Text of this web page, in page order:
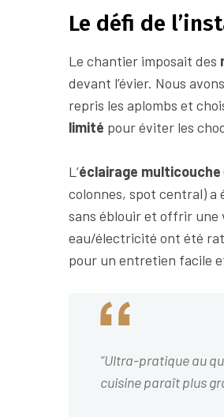
Le défi de
Le chantier imposait des
devant l’évier. Nous
repris les aplombs et
limité pour éviter les
L’éclairage multicouche
colonnes, spot central) a
sans éblouir et offrir une
eau/électricité ont été
pour un entretien facile
“Ultra-pratique au
cuisine paraît plus